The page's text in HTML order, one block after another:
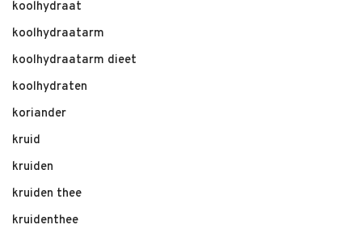
koolhydraat
koolhydraatarm
koolhydraatarm dieet
koolhydraten
koriander
kruid
kruiden
kruiden thee
kruidenthee